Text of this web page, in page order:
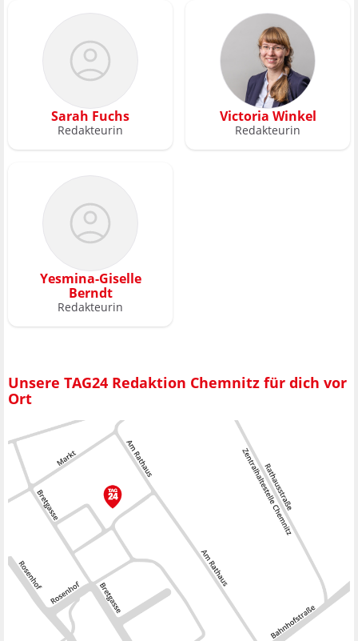
Sarah Fuchs
Redakteurin
Victoria Winkel
Redakteurin
Yesmina-Giselle
Berndt
Redakteurin
Unsere TAG24 Redaktion Chemnitz für dich vor
Ort